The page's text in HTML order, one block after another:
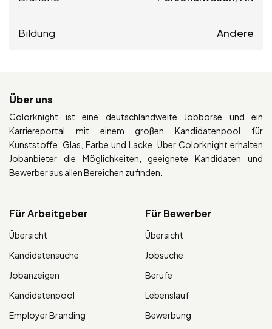
Bildung Andere
Über uns
Colorknight ist eine deutschlandweite Jobbörse und ein
Karriereportal mit einem großen Kandidatenpool für
Kunststoffe, Glas, Farbe und Lacke. Über Colorknight erhalten
Jobanbieter die Möglichkeiten, geeignete Kandidaten und
Bewerber aus allen Bereichen zu finden.
Für Arbeitgeber
Übersicht
Kandidatensuche
Jobanzeigen
Kandidatenpool
Employer Branding
Für Bewerber
Übersicht
Jobsuche
Berufe
Lebenslauf
Bewerbung